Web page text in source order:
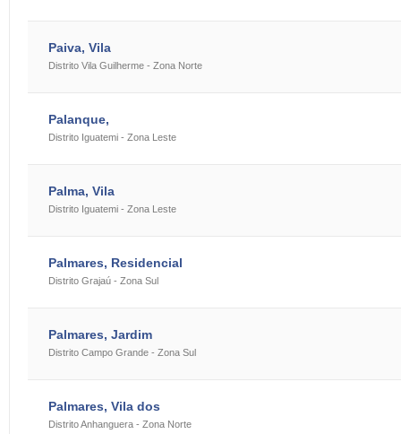
Paiva, Vila
Distrito Vila Guilherme - Zona Norte
Palanque,
Distrito Iguatemi - Zona Leste
Palma, Vila
Distrito Iguatemi - Zona Leste
Palmares, Residencial
Distrito Grajaú - Zona Sul
Palmares, Jardim
Distrito Campo Grande - Zona Sul
Palmares, Vila dos
Distrito Anhanguera - Zona Norte